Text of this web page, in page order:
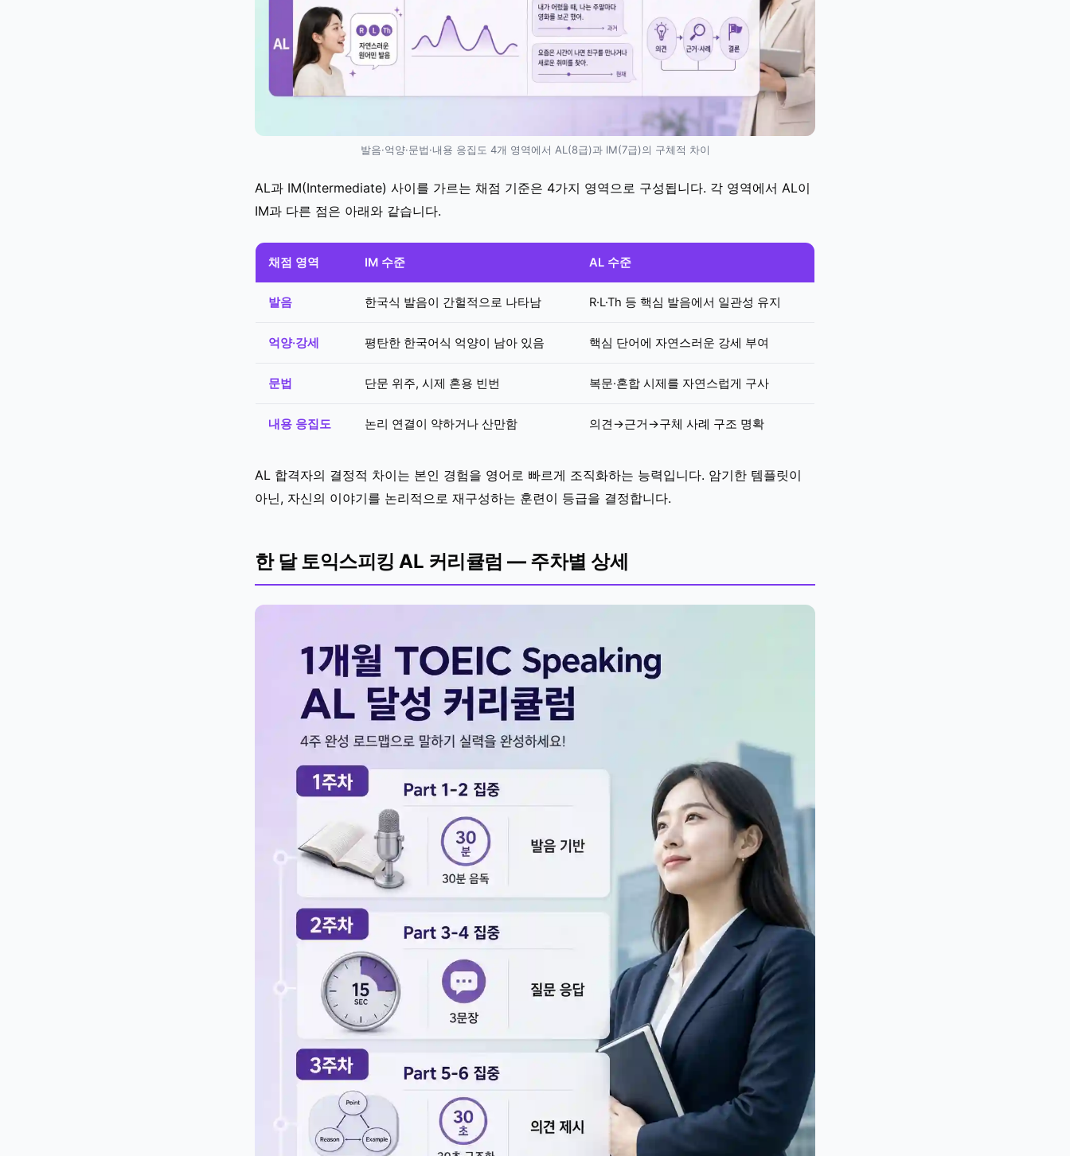
발음·억양·문법·내용 응집도 4개 영역에서 AL(8급)과 IM(7급)의 구체적 차이
AL과 IM(Intermediate) 사이를 가르는 채점 기준은 4가지 영역으로 구성됩니다. 각 영역에서 AL이
IM과 다른 점은 아래와 같습니다.
채점 영역 IM 수준 AL 수준
발음 한국식 발음이 간헐적으로 나타남 R·L·Th 등 핵심 발음에서 일관성 유지
억양·강세 평탄한 한국어식 억양이 남아 있음 핵심 단어에 자연스러운 강세 부여
문법 단문 위주, 시제 혼용 빈번 복문·혼합 시제를 자연스럽게 구사
내용 응집도 논리 연결이 약하거나 산만함 의견→근거→구체 사례 구조 명확
AL 합격자의 결정적 차이는 본인 경험을 영어로 빠르게 조직화하는 능력입니다. 암기한 템플릿이
아닌, 자신의 이야기를 논리적으로 재구성하는 훈련이 등급을 결정합니다.
한 달 토익스피킹 AL 커리큘럼 — 주차별 상세